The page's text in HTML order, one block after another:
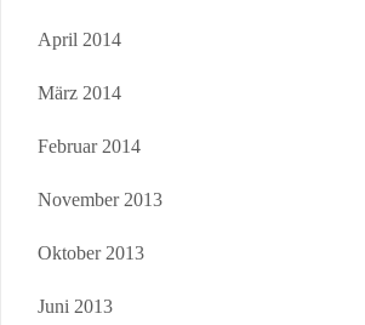
April 2014
März 2014
Februar 2014
November 2013
Oktober 2013
Juni 2013